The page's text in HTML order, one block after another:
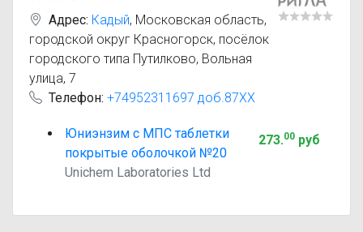
Адрес: Кадый, Московская область,
городской округ Красногорск, посёлок
городского типа Путилково, Вольная
улица, 7
Телефон: +74952311697 доб.87XX
Юниэнзим с МПС таблетки
покрытые оболочкой №20
Unichem Laboratories Ltd
273.00руб